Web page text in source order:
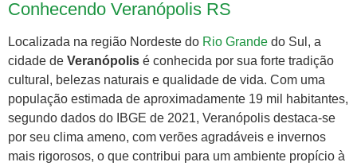
Conhecendo Veranópolis RS
Localizada na região Nordeste do Rio Grande do Sul, a
cidade de Veranópolis é conhecida por sua forte tradição
cultural, belezas naturais e qualidade de vida. Com uma
população estimada de aproximadamente 19 mil habitantes,
segundo dados do IBGE de 2021, Veranópolis destaca-se
por seu clima ameno, com verões agradáveis e invernos
mais rigorosos, o que contribui para um ambiente propício à